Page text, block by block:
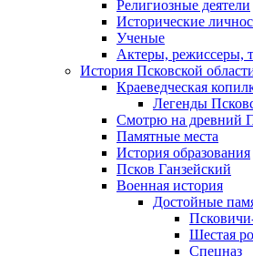
Религиозные деятели
Исторические
Ученые
Актеры, режиссеры,
История Псковской
Краеведческая
Легенды
Смотрю на древний
Памятные места
История образования
Псков Ганзейский
Военная история
Достойные
Шестая
Спецназ